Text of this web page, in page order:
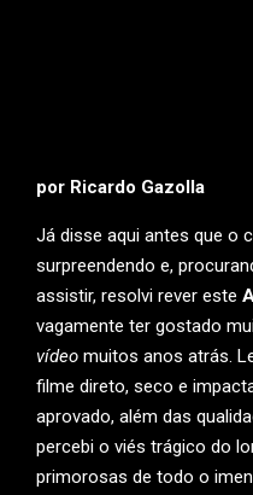
por Ricardo Gazolla
Já disse aqui antes que o
surpreendendo e,
assistir, resolvi rever este
vagamente ter gostado
vídeo muitos anos atrás.
filme direto, seco e
aprovado, além das
percebi o viés trágico do
primorosas de todo o